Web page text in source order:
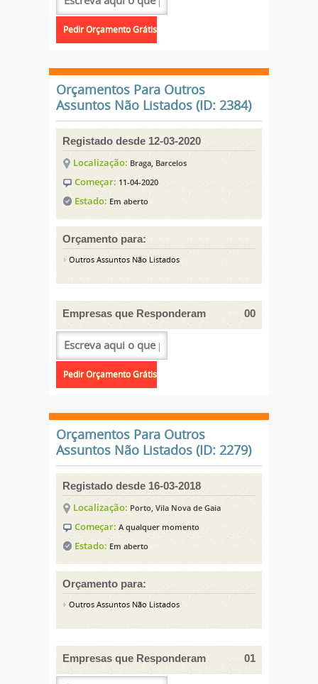
Orçamentos Para Outros
Assuntos Não Listados (ID: 2384)
Registado desde 12-03-2020
Localização: Braga, Barcelos
Começar: 11-04-2020
Estado: Em aberto
Orçamento para:
Outros Assuntos Não Listados
Empresas que Responderam 00
Orçamentos Para Outros
Assuntos Não Listados (ID: 2279)
Registado desde 16-03-2018
Localização: Porto, Vila Nova de Gaia
Começar: A qualquer momento
Estado: Em aberto
Orçamento para:
Outros Assuntos Não Listados
Empresas que Responderam 01